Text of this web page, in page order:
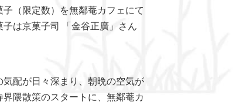
（限定数）を無鄰菴カフェにて
は京菓子司 「金谷正廣」さん
配が日々深まり、朝晩の空気が
隈散策のスタートに、無鄰菴カ